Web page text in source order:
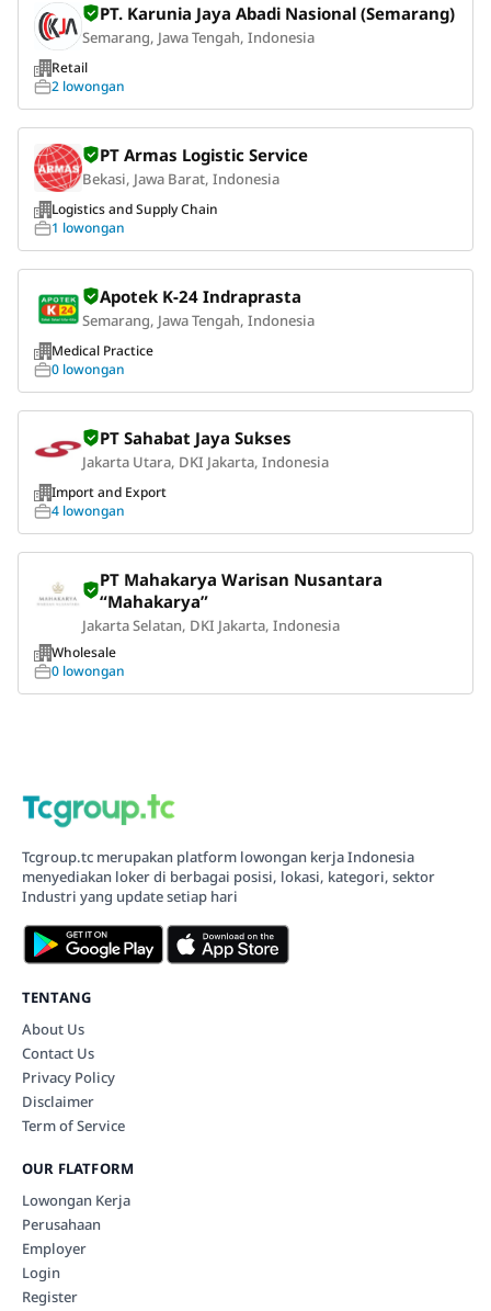
PT. Karunia Jaya Abadi Nasional (Semarang)
Semarang, Jawa Tengah, Indonesia
Retail
2 lowongan
PT Armas Logistic Service
Bekasi, Jawa Barat, Indonesia
Logistics and Supply Chain
1 lowongan
Apotek K-24 Indraprasta
Semarang, Jawa Tengah, Indonesia
Medical Practice
0 lowongan
PT Sahabat Jaya Sukses
Jakarta Utara, DKI Jakarta, Indonesia
Import and Export
4 lowongan
PT Mahakarya Warisan Nusantara
“Mahakarya”
Jakarta Selatan, DKI Jakarta, Indonesia
Wholesale
0 lowongan
Tcgroup.tc merupakan platform lowongan kerja Indonesia
menyediakan loker di berbagai posisi, lokasi, kategori, sektor
Industri yang update setiap hari
TENTANG
About Us
Contact Us
Privacy Policy
Disclaimer
Term of Service
OUR FLATFORM
Lowongan Kerja
Perusahaan
Employer
Login
Register